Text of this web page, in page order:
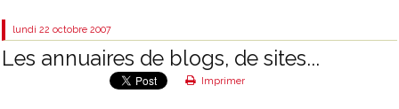
lundi 22 octobre 2007
Les annuaires de blogs, de sites...
Imprimer